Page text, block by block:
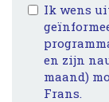
Ik wens
en zijn
maand)
Frans.